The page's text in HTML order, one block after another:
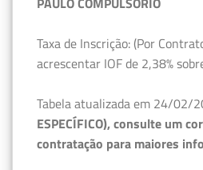
Taxa de Inscrição: (Por
acrescentar IOF de 2,38%
Tabela atualizada em 24/02/
ESPECÍFICO), consulte um
contratação para maiores